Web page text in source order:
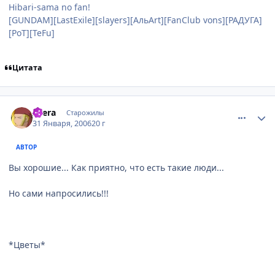
Hibari-sama no fan!
[GUNDAM][LastExile][slayers][АльArt][FanClub vons][РАДУГА]
[PoT][TeFu]
Цитата
Atera Старожилы
31 Января, 200620 г
АВТОР
Вы хорошие... Как приятно, что есть такие люди...
Но сами напросились!!!
*Цветы*